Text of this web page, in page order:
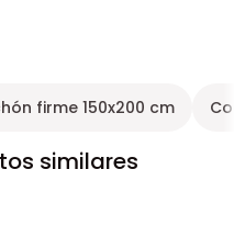
firme 150x200 cm
similares